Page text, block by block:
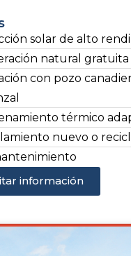
solar de alto
natural gratuita
con pozo
térmico
nuevo o
información